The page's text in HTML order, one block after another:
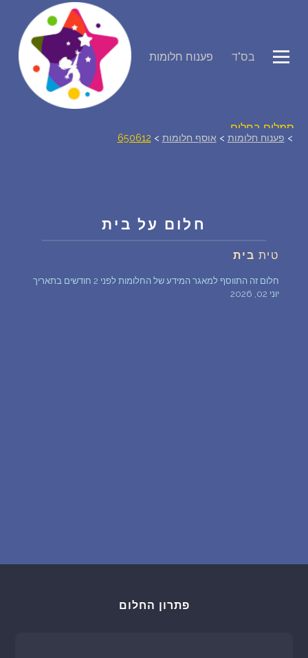
פענוח חלומות בס"ד
פירוש חלומות
סמלים בחלום
רכישת אוצר החלומות $
> פענוח חלומות > אוסף חלומות >
650612
חלום על בית
טית בית
חלום זה התווסף למאגר המידע של החלומות לפני 2 חודשים בתאריך
יוני 02, 2026
פתרון החלום